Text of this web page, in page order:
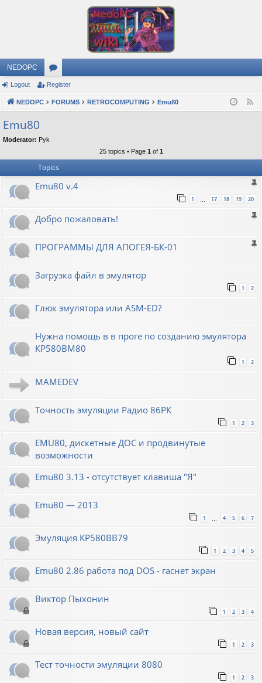
NEDOPC
or
u
Logout Register
NEDOPC FORUMS RETROCOMPUTING Emu80
Emu80
Moderator: Pyk
25 topics • Page 1 of 1
Topics
Emu80 v.4
1 … 17 18 19 20
Добро пожаловать!
ПРОГРАММЫ ДЛЯ АПОГЕЯ-БК-01
Загрузка файл в эмулятор
1 2
Глюк эмулятора или ASM-ED?
Нужна помощь в в проге по созданию эмулятора
КР580ВМ80
1 2
MAMEDEV
Точность эмуляции Радио 86РК
1 2 3
EMU80, дискетные ДОС и продвинутые
возможности
Emu80 3.13 - отсутствует клавиша "Я"
Emu80 — 2013
1 4 5 6 7
Эмуляция КР580ВВ79
1 2 3 4 5
Emu80 2.86 работа под DOS - гаснет экран
Виктор Пыхонин
1 2 3 4
Новая версия, новый сайт
1 2 3
Тест точности эмуляции 8080
1 2 3